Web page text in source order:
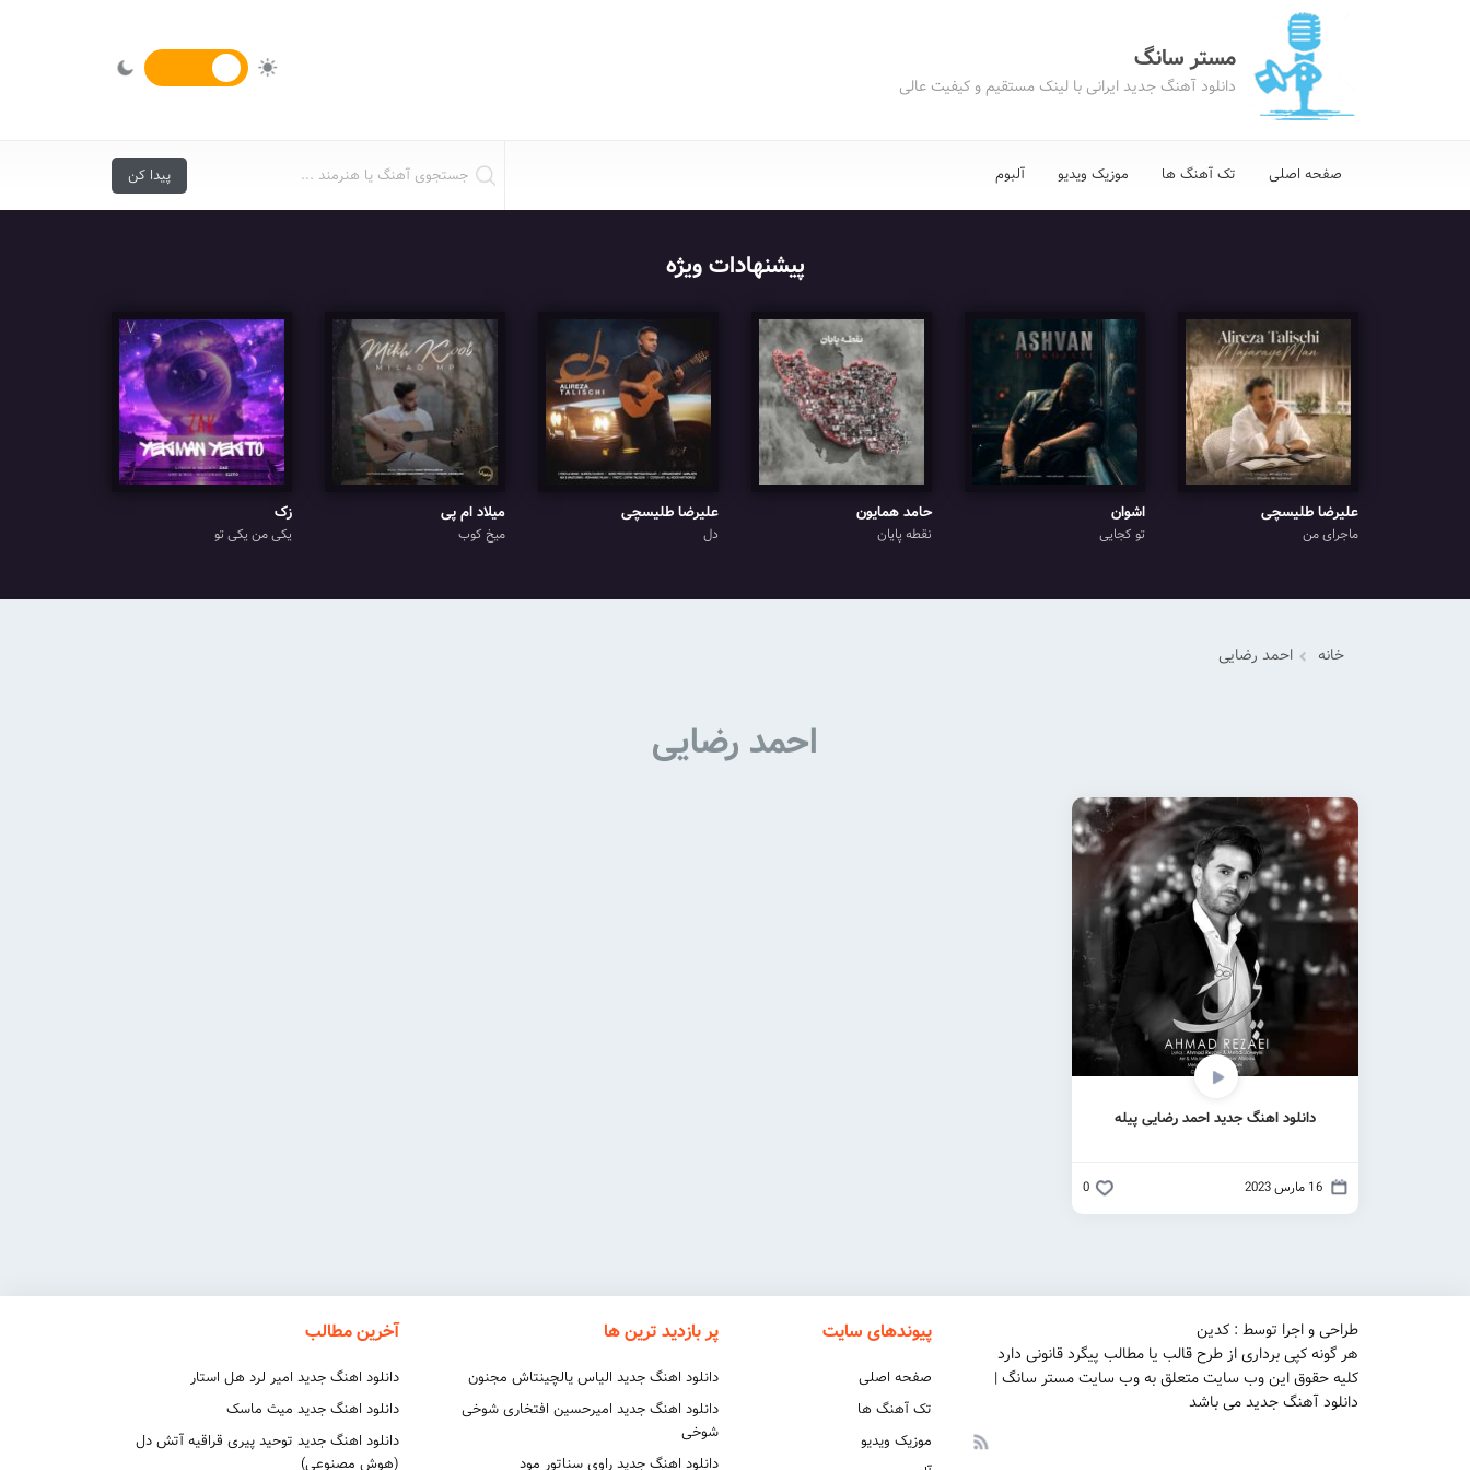
مستر سانگ
دانلود آهنگ جدید ایرانی با لینک مستقیم و کیفیت عالی
صفحه اصلی تک آهنگ ها موزیک ویدیو آلبوم
پیشنهادات ویژه
علیرضا طلیسچی
ماجرای من
اشوان
تو کجایی
حامد همایون
نقطه پایان
علیرضا طلیسچی
دل
میلاد ام پی
میخ کوب
زک
یکی من یکی تو
خانه احمد رضایی
احمد رضایی
دانلود اهنگ جدید احمد رضایی پیله
16 مارس 2023 0
طراحی و اجرا توسط : کدین
هر گونه کپی برداری از طرح قالب یا مطالب پیگرد قانونی دارد
کلیه حقوق این وب سایت متعلق به وب سایت مستر سانگ |
دانلود آهنگ جدید می باشد
پیوندهای سایت
صفحه اصلی
تک آهنگ ها
موزیک ویدیو
پر بازدید ترین ها
دانلود اهنگ جدید الیاس یالچینتاش مجنون
دانلود اهنگ جدید امیرحسین افتخاری شوخی
شوخی
دانلود اهنگ جدید راوی سناتور مود
آخرین مطالب
دانلود اهنگ جدید امیر لرد هل استار
دانلود اهنگ جدید میث ماسک
دانلود اهنگ جدید توحید پیری قراقیه آتش دل
(هوش مصنوعی)